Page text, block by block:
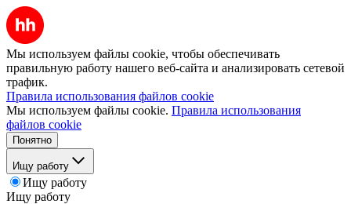
Мы используем файлы cookie, чтобы обеспечивать
правильную работу нашего веб-сайта и анализировать сетевой
трафик.
Правила использования файлов cookie
Мы используем файлы cookie. Правила использования
файлов cookie
Понятно
Ищу работу
Ищу работу
Ищу работу